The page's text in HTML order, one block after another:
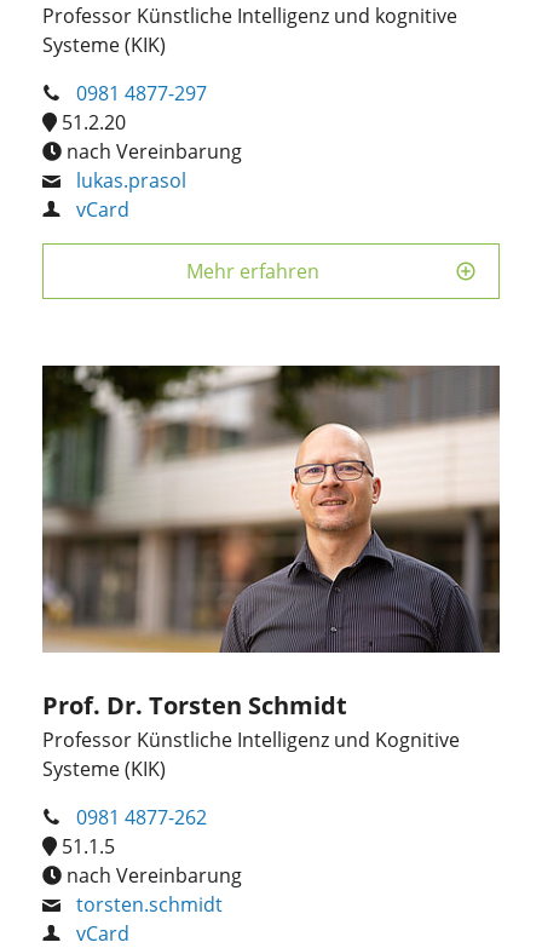
Professor Künstliche Intelligenz und kognitive
Systeme (KIK)
0981 4877-297
51.2.20
nach Vereinbarung
lukas.prasol
vCard
Mehr erfahren
Prof. Dr. Torsten Schmidt
Professor Künstliche Intelligenz und Kognitive
Systeme (KIK)
0981 4877-262
51.1.5
nach Vereinbarung
torsten.schmidt
vCard